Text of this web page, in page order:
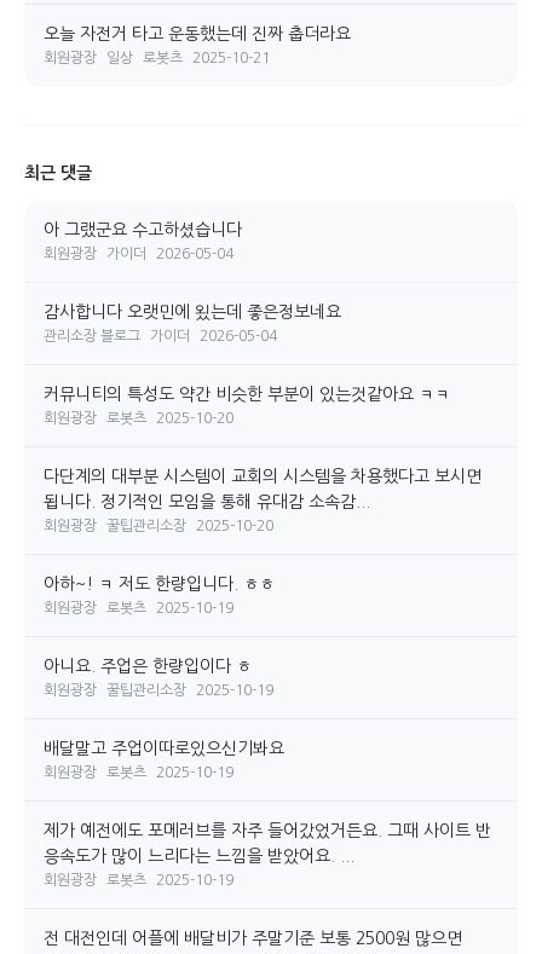
오늘 자전거 타고 운동했는데 진짜 춥더라요
회원광장 일상 로봇츠 2025-10-21
최근 댓글
아 그랬군요 수고하셨습니다
회원광장 가이더 2026-05-04
감사합니다 오랫민에 욌는데 좋은정보네요
관리소장 블로그 가이더 2026-05-04
커뮤니티의 특성도 약간 비슷한 부분이 있는것같아요 ㅋㅋ
회원광장 로봇츠 2025-10-20
다단계의 대부분 시스템이 교회의 시스템을 차용했다고 보시면
됩니다. 정기적인 모임을 통해 유대감 소속감...
회원광장 꿀팁관리소장 2025-10-20
아하~! ㅋ 저도 한량입니다. ㅎㅎ
회원광장 로봇츠 2025-10-19
아니요. 주업은 한량입이다 ㅎ
회원광장 꿀팁관리소장 2025-10-19
배달말고 주업이따로있으신기봐요
회원광장 로봇츠 2025-10-19
제가 예전에도 포메러브를 자주 들어갔었거든요. 그때 사이트 반
응속도가 많이 느리다는 느낌을 받았어요. ...
회원광장 로봇츠 2025-10-19
전 대전인데 어플에 배달비가 주말기준 보통 2500원 많으면